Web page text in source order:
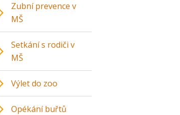
Zubní prevence v
MŠ
Setkání s rodiči v
MŠ
Výlet do zoo
Opékání buřtů